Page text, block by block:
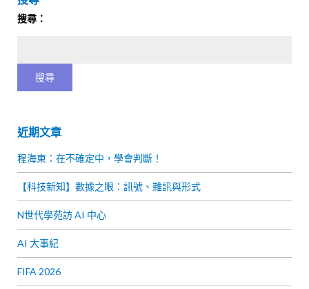
搜尋：
近期文章
程海東：在不確定中，學會判斷！
【科技新知】數據之眼：訊號、雜訊與形式
N世代學苑訪 AI 中心
AI 大事紀
FIFA 2026